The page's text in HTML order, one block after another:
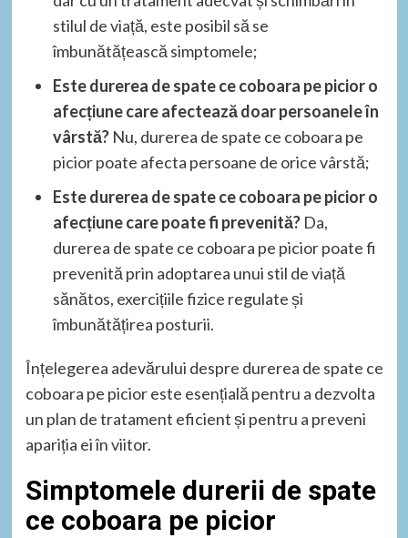
stilul de viață, este posibil să se
îmbunătățească simptomele;
Este durerea de spate ce coboara pe picior o
afecțiune care afectează doar persoanele în
vârstă?Nu, durerea de spate ce coboara pe
picior poate afecta persoane de orice vârstă;
Este durerea de spate ce coboara pe picior o
afecțiune care poate fi prevenită?Da,
durerea de spate ce coboara pe picior poate fi
prevenită prin adoptarea unui stil de viață
sănătos, exercițiile fizice regulate și
îmbunătățirea posturii.
Înțelegerea adevărului despre durerea de spate ce
coboara pe picior este esențială pentru a dezvolta
un plan de tratament eficient și pentru a preveni
apariția ei în viitor.
Simptomele durerii de spate
ce coboara pe picior